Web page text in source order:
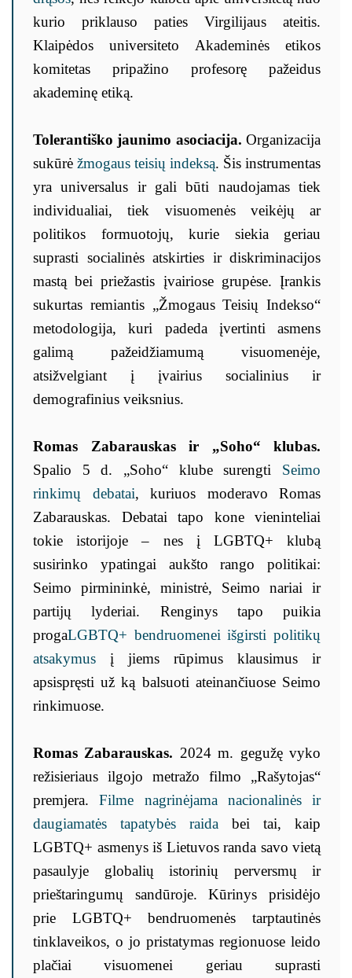
kurio priklauso paties Virgilijaus ateitis.
Klaipėdos universiteto Akademinės etikos
komitetas pripažino profesorę pažeidus
akademinę etiką.
Tolerantiško jaunimo asociacija. Organizacija
sukūrė žmogaus teisių indeksą. Šis instrumentas
yra universalus ir gali būti naudojamas tiek
individualiai, tiek visuomenės veikėjų ar
politikos formuotojų, kurie siekia geriau
suprasti socialinės atskirties ir diskriminacijos
mastą bei priežastis įvairiose grupėse. Įrankis
sukurtas remiantis „Žmogaus Teisių Indekso“
metodologija, kuri padeda įvertinti asmens
galimą pažeidžiamumą visuomenėje,
atsižvelgiant į įvairius socialinius ir
demografinius veiksnius.
Romas Zabarauskas ir „Soho“ klubas.
Spalio 5 d. „Soho“ klube surengti Seimo
rinkimų debatai, kuriuos moderavo Romas
Zabarauskas. Debatai tapo kone vieninteliai
tokie istorijoje – nes į LGBTQ+ klubą
susirinko ypatingai aukšto rango politikai:
Seimo pirmininkė, ministrė, Seimo nariai ir
partijų lyderiai. Renginys tapo puikia
progaLGBTQ+ bendruomenei išgirsti politikų
atsakymus į jiems rūpimus klausimus ir
apsispręsti už ką balsuoti ateinančiuose Seimo
rinkimuose.
Romas Zabarauskas. 2024 m. gegužę vyko
režisieriaus ilgojo metražo filmo „Rašytojas“
premjera.Filme nagrinėjama nacionalinės ir
daugiamatės tapatybės raida bei tai, kaip
LGBTQ+ asmenys iš Lietuvos randa savo vietą
pasaulyje globalių istorinių perversmų ir
prieštaringumų sandūroje. Kūrinys prisidėjo
prie LGBTQ+ bendruomenės tarptautinės
tinklaveikos, o jo pristatymas regionuose leido
plačiai visuomenei geriau suprasti